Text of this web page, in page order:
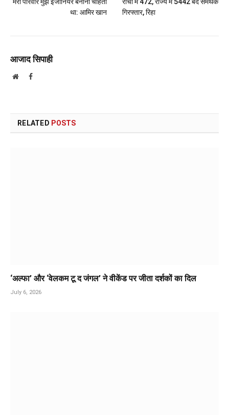
मेरा परिवार मुझे इंजीनियर बनाना चाहता
था: आमिर खान
रांची में 472, राज्य में 5442 बंद समर्थक
गिरफ्तार, रिहा
आजाद सिपाही
WebsiteFacebook
RELATED POSTS
‘अल्फा’ और ‘वेलकम टू द जंगल’ ने वीकेंड पर जीता दर्शकों का दिल
July 6, 2026